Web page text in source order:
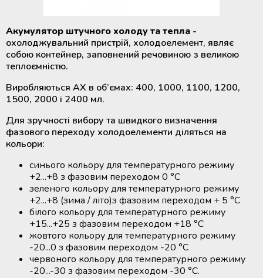
Акумулятор штучного холоду та тепла -
охолоджувальний пристрій, холодоелемент, являє
собою контейнер, заповнений речовиною з великою
теплоємністю.
Виробляються АХ в об’ємах: 400, 1000, 1100, 1200,
1500, 2000 і 2400 мл.
Для зручності вибору та швидкого визначення
фазового переходу холодоелементи діляться на
кольори:
синього кольору для температурного режиму
+2...+8 з фазовим переходом 0 °С
зеленого кольору для температурного режиму
+2...+8 (зима / літо)з фазовим переходом + 5 °С
білого кольору для температурного режиму
+15...+25 з фазовим переходом +18 °С
жовтого кольору для температурного режиму
-20...0 з фазовим переходом -20 °С
червоного кольору для температурного режиму
-20...-30 з фазовим переходом -30 °С.